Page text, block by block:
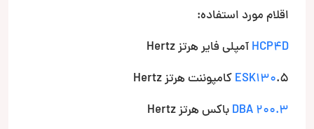
اقلام مورد استفاده:
HCP4Dآمپلی فایر هرتز Hertz
ESK130.5 کامپوننت هرتز Hertz
DBA 200.3باکس هرتز Hertz